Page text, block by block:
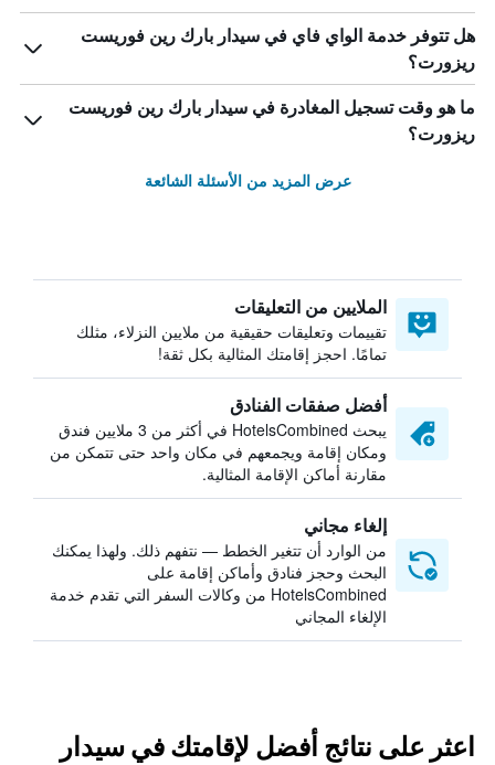
هل تتوفر خدمة الواي فاي في سيدار بارك رين فوريست
ريزورت؟
ما هو وقت تسجيل المغادرة في سيدار بارك رين فوريست
ريزورت؟
عرض المزيد من الأسئلة الشائعة
الملايين من التعليقات
تقييمات وتعليقات حقيقية من ملايين النزلاء، مثلك
تمامًا. احجز إقامتك المثالية بكل ثقة!
أفضل صفقات الفنادق
يبحث HotelsCombined في أكثر من 3 ملايين فندق
ومكان إقامة ويجمعهم في مكان واحد حتى تتمكن من
مقارنة أماكن الإقامة المثالية.
إلغاء مجاني
من الوارد أن تتغير الخطط — نتفهم ذلك. ولهذا يمكنك
البحث وحجز فنادق وأماكن إقامة على
HotelsCombined من وكالات السفر التي تقدم خدمة
الإلغاء المجاني
اعثر على نتائج أفضل لإقامتك في سيدار